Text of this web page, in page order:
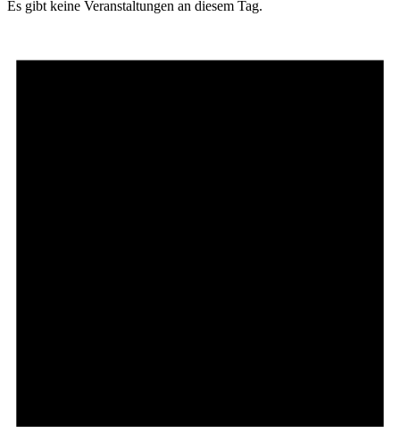
Es gibt keine Veranstaltungen an diesem Tag.